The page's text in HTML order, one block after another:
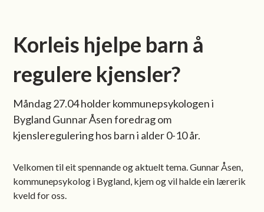
Korleis hjelpe barn å
regulere kjensler?
Måndag 27.04 holder kommunepsykologen i
Bygland Gunnar Åsen foredrag om
kjensleregulering hos barn i alder 0-10 år.
Velkomen til eit spennande og aktuelt tema. Gunnar Åsen,
kommunepsykolog i Bygland, kjem og vil halde ein lærerik
kveld for oss.